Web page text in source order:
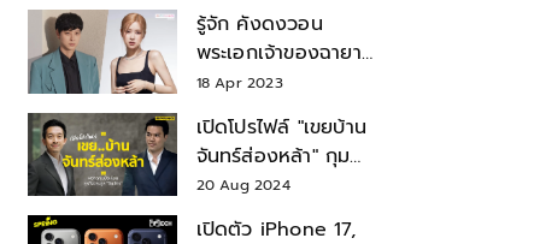
สมช.-เลขาฯ
รมว.กลาโหม
รู้จัก คังดงวอน
พระเอกเจ้าของฉายา
สมบัติแห่งชาติ หลังมี
18 Apr 2023
เปิดโปรไฟล์ "เขยบ้าน
จันทร์ส่องหล้า" กุม
บังเหียนธุรกิจตระกูล
"ชินวัตร"
20 Aug 2024
เปิดตัว iPhone 17,